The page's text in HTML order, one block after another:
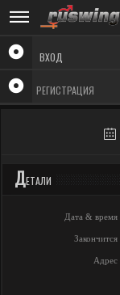
ВХОД
РЕГИСТРАЦИЯ
ДЕТАЛИ
Дата & время
Закончится
Адрес